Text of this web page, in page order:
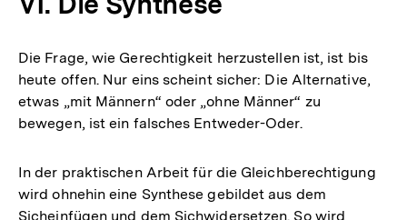
Die Frage, wie Gerechtigkeit herzustellen ist, ist bis
heute offen. Nur eins scheint sicher: Die Alternative,
etwas „mit Männern“ oder „ohne Männer“ zu
bewegen, ist ein falsches Entweder-Oder.
In der praktischen Arbeit für die Gleichberechtigung
wird ohnehin eine Synthese gebildet aus dem
Sicheinfügen und dem Sichwidersetzen. So wird